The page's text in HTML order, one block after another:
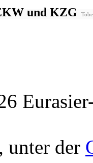
unter der